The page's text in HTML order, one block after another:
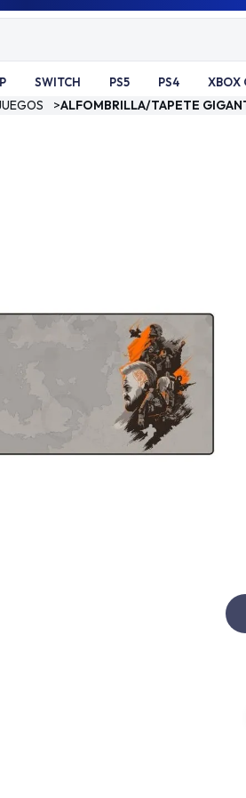
SWITCH PS5 PS4 XBOX
>ALFOMBRILLA/TAPETE